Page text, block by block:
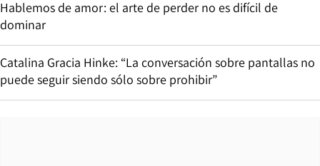
Hablemos de amor: el arte de perder no es difícil de
dominar
Catalina Gracia Hinke: “La conversación sobre pantallas no
puede seguir siendo sólo sobre prohibir”